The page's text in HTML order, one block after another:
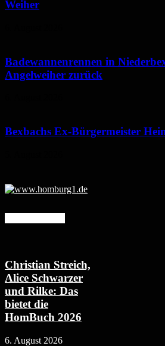
Weiher
Badewannenrennen in
Angelweiher zurück
Bexbachs Ex-Bürgermeister
Christian Streich,
Alice Schwarzer
und Rilke: Das
bietet die
HomBuch 2026
6. August 2026